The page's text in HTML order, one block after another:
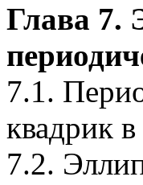
Глава 7.
7.1.
квадрик
7.2.